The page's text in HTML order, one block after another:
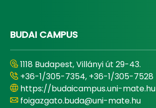
BUDAI CAMPUS
1118 Budapest, Villányi út 29-43.
+36-1/305-7354, +36-1/305-7528
https://budaicampus.uni-mate.hu
foigazgato.buda@uni-mate.hu